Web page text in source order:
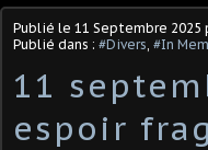
Publié le 11 Septembre 2025
Publié dans : #Divers, #In
11
espoir